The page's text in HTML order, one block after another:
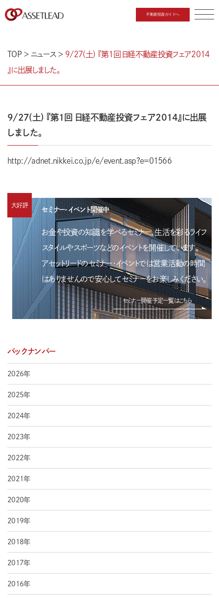
不動産投資ガイドへ
TOP＞ ニュース ＞ 9​/​2​7​(​土​)​ ​『​第​1​回​ ​日​経​不​動​産​投​資​フ​ェ​ア​2​0​1​4​
』​に​出​展​し​ま​し​た​。
9​/​2​7​(​土​)​ ​『​第​1​回​ ​日​経​不​動​産​投​資​フ​ェ​ア​2​0​1​4​』​に​出​展​
し​ま​し​た​。
http://adnet.nikkei.co.jp/e/event.asp?e=01566
大好評
セミナー・イベント開催中
お金や投資の知識を学べるセミナー、生活を彩るライフ
スタイルやスポーツなどのイベントを開催しています。
アセットリードのセミナー・イベントでは営業活動の時間
はありませんので安心してセミナーをお楽しみください。
セミナー開催予定一覧はこちら
バックナンバー
2026年
2025年
2024年
2023年
2022年
2021年
2020年
2019年
2018年
2017年
2016年